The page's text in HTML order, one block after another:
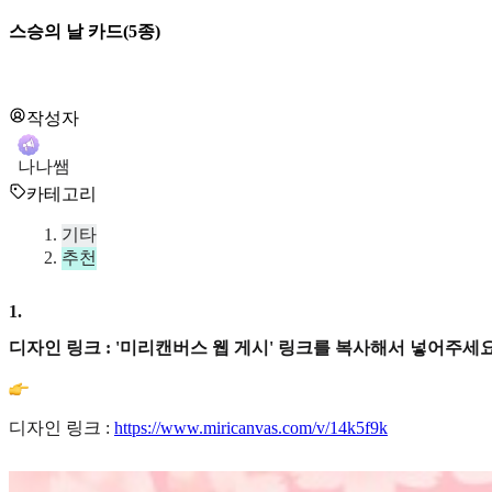
스승의 날 카드(5종)
작성자
나나쌤
카테고리
기타
추천
1.
디자인 링크 : '미리캔버스 웹 게시' 링크를 복사해서 넣어주세
디자인 링크 : https://www.miricanvas.com/v/14k5f9k